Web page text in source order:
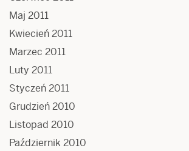
Maj 2011
Kwiecień 2011
Marzec 2011
Luty 2011
Styczeń 2011
Grudzień 2010
Listopad 2010
Październik 2010